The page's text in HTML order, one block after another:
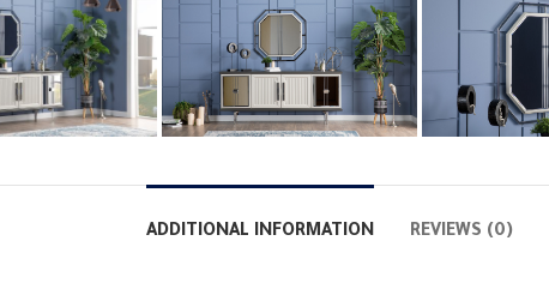
ADDITIONAL INFORMATION REVIEWS (0)